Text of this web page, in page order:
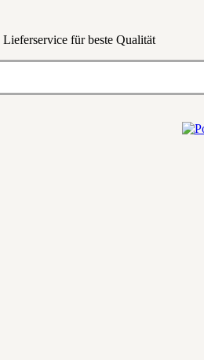
für beste Qualität